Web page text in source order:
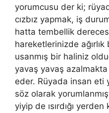
yorumcusu der ki; r
cızbız yapmak, iş
hatta tembellik
hareketlerinizde ağırlık
usanmış bir haliniz
yavaş yavaş
eder. Rüyada insan eti
söz olarak
yiyip de ısırdığı